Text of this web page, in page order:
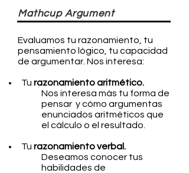
Evaluamos tu razonamiento, tu
pensamiento lógico, tu capacidad
de argumentar. Nos interesa:
Tu razonamiento aritmético.
Nos interesa más tu forma de
pensar y cómo argumentas
enunciados aritméticos que
el cálculo o el resultado.
Tu razonamiento verbal.
Deseamos conocer tus
habilidades de
Mathcup Argument